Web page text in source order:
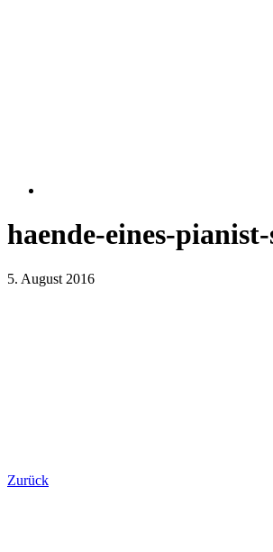
haende-eines-
5. August 2016
Zurück